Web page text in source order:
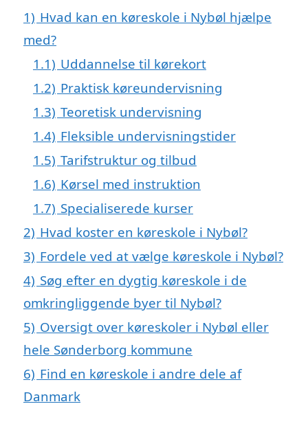
1) Hvad kan en køreskole i Nybøl hjælpe
med?
1.1) Uddannelse til kørekort
1.2) Praktisk køreundervisning
1.3) Teoretisk undervisning
1.4) Fleksible undervisningstider
1.5) Tarifstruktur og tilbud
1.6) Kørsel med instruktion
1.7) Specialiserede kurser
2) Hvad koster en køreskole i Nybøl?
3) Fordele ved at vælge køreskole i Nybøl?
4) Søg efter en dygtig køreskole i de
omkringliggende byer til Nybøl?
5) Oversigt over køreskoler i Nybøl eller
hele Sønderborg kommune
6) Find en køreskole i andre dele af
Danmark